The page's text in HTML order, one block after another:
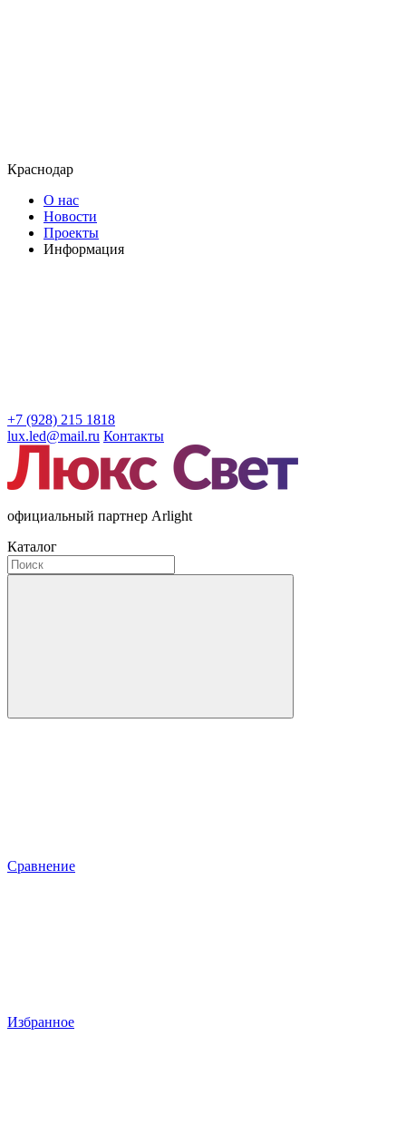
Краснодар
О нас
Новости
Проекты
Информация
+7 (928) 215 1818
lux.led@mail.ru Контакты
официальный партнер Arlight
Каталог
Сравнение
Избранное